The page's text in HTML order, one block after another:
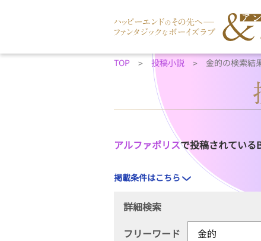
TOP 投稿小説 金的の検索結
アルファポリスで投稿されている
掲載条件はこちら
詳細検索
フリーワード